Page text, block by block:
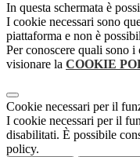
In questa schermata è
I cookie necessari sono
piattaforma e non è
Per conoscere quali sono
visionare la COOKIE
Cookie necessari per il
I cookie necessari per il
disabilitati. È possibile
policy.